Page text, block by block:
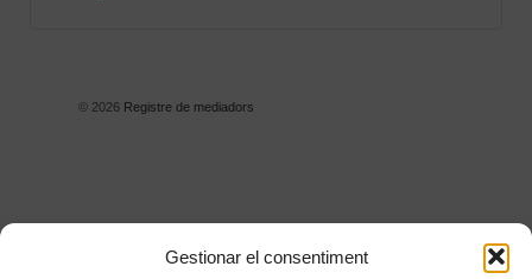
Gestionar el consentiment
© 2026Registre de mediadors